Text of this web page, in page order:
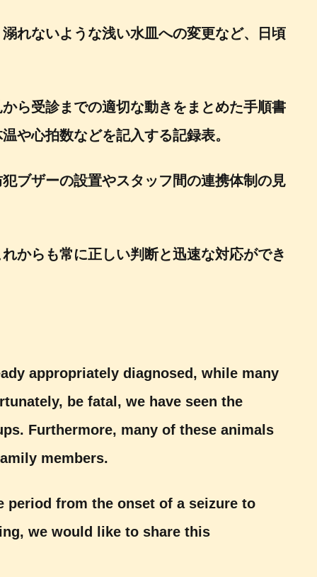
れないような浅い水皿への変更など、日頃
ら受診までの適切な動きをまとめた手順書
や心拍数などを記入する記録表。
ブザーの設置やスタッフ間の連携体制の見
からも常に正しい判断と迅速な対応ができ
appropriately diagnosed, while many
be fatal, we have seen the
Furthermore, many of these animals
members.
from the onset of a seizure to
we would like to share this